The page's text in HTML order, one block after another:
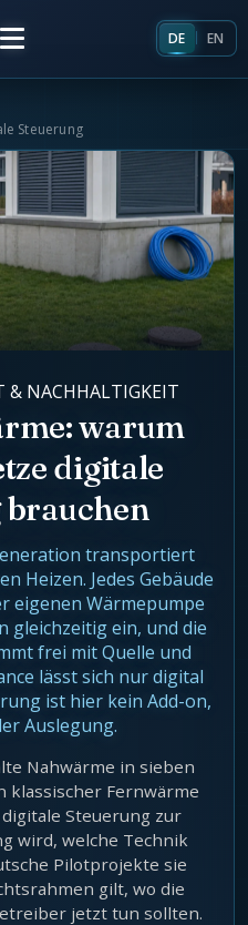
DE EN
Steuerung
& NACHHALTIGKEIT
warum
digitale
brauchen
transportiert
Heizen. Jedes Gebäude
eigenen Wärmepumpe
gleichzeitig ein, und die
frei mit Quelle und
lässt sich nur digital
ist hier kein Add-on,
Auslegung.
Nahwärme in sieben
klassischer Fernwärme
Steuerung zur
wird, welche Technik
Pilotprojekte sie
gilt, wo die
jetzt tun sollten.